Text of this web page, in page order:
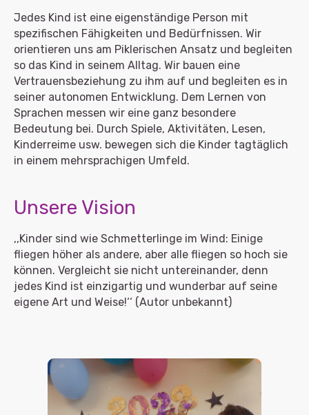
Jedes Kind ist eine eigenständige Person mit
spezifischen Fähigkeiten und Bedürfnissen. Wir
orientieren uns am Piklerischen Ansatz und begleiten
so das Kind in seinem Alltag. Wir bauen eine
Vertrauensbeziehung zu ihm auf und begleiten es in
seiner autonomen Entwicklung. Dem Lernen von
Sprachen messen wir eine ganz besondere
Bedeutung bei. Durch Spiele, Aktivitäten, Lesen,
Kinderreime usw. bewegen sich die Kinder tagtäglich
in einem mehrsprachigen Umfeld.
Unsere Vision
,,Kinder sind wie Schmetterlinge im Wind: Einige
fliegen höher als andere, aber alle fliegen so hoch sie
können. Vergleicht sie nicht untereinander, denn
jedes Kind ist einzigartig und wunderbar auf seine
eigene Art und Weise!‘‘ (Autor unbekannt)